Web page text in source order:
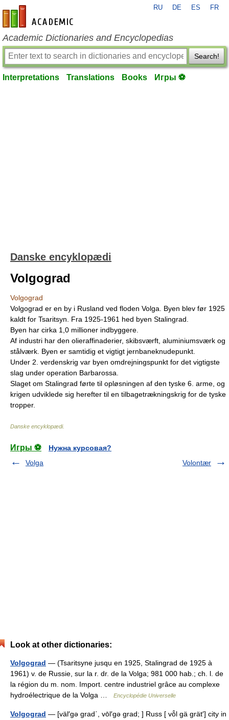
en-academic.com
RU DE ES FR
Academic Dictionaries and Encyclopedias
Search!
Interpretations Translations Books Игры ⚽
Danske encyklopædi
Volgograd
Volgograd
Volgograd er en by i Rusland ved floden Volga. Byen blev før 1925
kaldt for Tsaritsyn. Fra 1925-1961 hed byen Stalingrad.
Byen har cirka 1,0 millioner indbyggere.
Af industri har den olieraffinaderier, skibsværft, aluminiumsværk og
stålværk. Byen er samtidig et vigtigt jernbaneknudepunkt.
Under 2. verdenskrig var byen omdrejningspunkt for det vigtigste
slag under operation Barbarossa.
Slaget om Stalingrad førte til opløsningen af den tyske 6. arme, og
krigen udviklede sig herefter til en tilbagetrækningskrig for de tyske
tropper.
Danske encyklopædi.
Игры ⚽
Нужна курсовая?
Volga
Volontær
Look at other dictionaries:
Volgograd — (Tsaritsyne jusqu en 1925, Stalingrad de 1925 à
1961) v. de Russie, sur la r. dr. de la Volga; 981 000 hab.; ch. l. de
la région du m. nom. Import. centre industriel grâce au complexe
hydroélectrique de la Volga …
Encyclopédie Universelle
Volgograd — [väl′gə grad΄, vōl′gə grad; ] Russ [ vō̂l gä grät′] city in